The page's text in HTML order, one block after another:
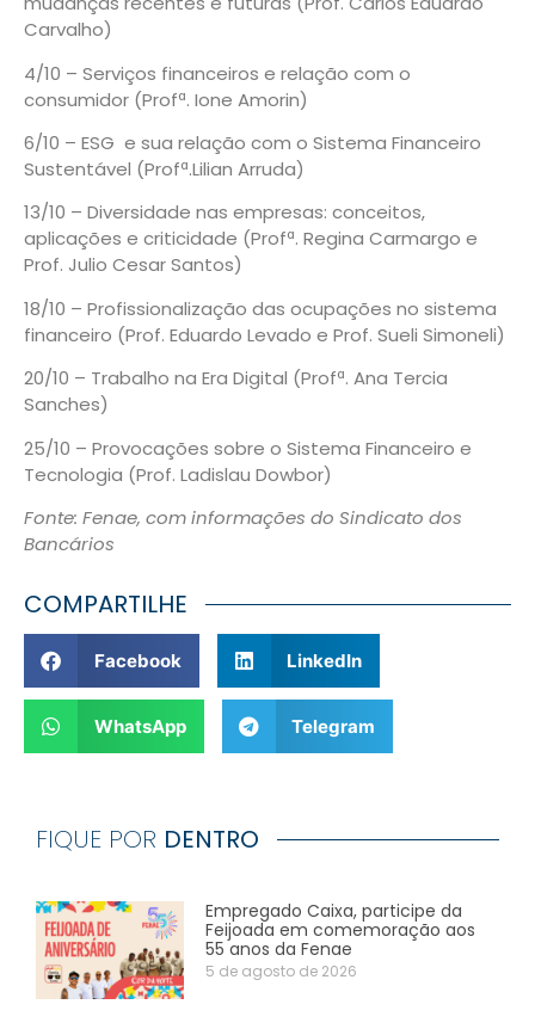
Carvalho)
4/10 – Serviços financeiros e relação com o
consumidor (Profª. Ione Amorin)
6/10 – ESG e sua relação com o Sistema Financeiro
Sustentável (Profª.Lilian Arruda)
13/10 – Diversidade nas empresas: conceitos,
aplicações e criticidade (Profª. Regina Carmargo e
Prof. Julio Cesar Santos)
18/10 – Profissionalização das ocupações no sistema
financeiro (Prof. Eduardo Levado e Prof. Sueli Simoneli)
20/10 – Trabalho na Era Digital (Profª. Ana Tercia
Sanches)
25/10 – Provocações sobre o Sistema Financeiro e
Tecnologia (Prof. Ladislau Dowbor)
Fonte: Fenae, com informações do Sindicato dos
Bancários
COMPARTILHE
Facebook LinkedIn
WhatsApp Telegram
FIQUE POR DENTRO
Empregado Caixa, participe da
Feijoada em comemoração aos
55 anos da Fenae
5 de agosto de 2026